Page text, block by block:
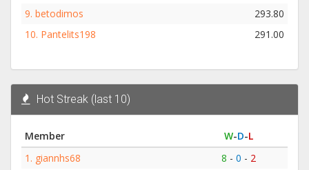
9. betodimos
293.80
10. Pantelits198 291.00
Hot Streak (last 10)
Member W-D-L
1. giannhs68 8 - 0 - 2